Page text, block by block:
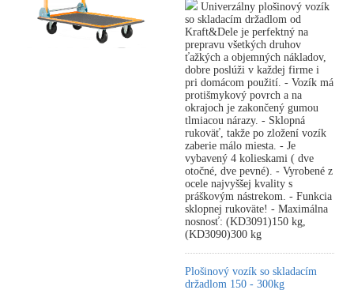
Univerzálny plošinový vozík
so skladacím držadlom od
Kraft&Dele je perfektný na
prepravu všetkých druhov
ťažkých a objemných nákladov,
dobre poslúži v každej firme i
pri domácom použití. - Vozík má
protišmykový povrch a na
okrajoch je zakončený gumou
tlmiacou nárazy. - Sklopná
rukoväť, takže po zložení vozík
zaberie málo miesta. - Je
vybavený 4 kolieskami ( dve
otočné, dve pevné). - Vyrobené z
ocele najvyššej kvality s
práškovým nástrekom. - Funkcia
sklopnej rukoväte! - Maximálna
nosnosť: (KD3091)150 kg,
(KD3090)300 kg
Plošinový vozík so skladacím
držadlom 150 - 300kg